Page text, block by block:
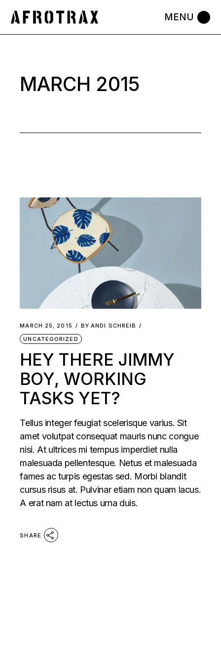
the
MARCH 2015
MARCH 25, 2015 BY ANDI SCHREIB
UNCATEGORIZED
HEY THERE JIMMY
BOY, WORKING
TASKS YET?
Tellus integer feugiat scelerisque varius. Sit
amet volutpat consequat mauris nunc congue
nisi. At ultrices mi tempus imperdiet nulla
malesuada pellentesque. Netus et malesuada
fames ac turpis egestas sed. Morbi blandit
cursus risus at. Pulvinar etiam non quam lacus.
A erat nam at lectus urna duis.
SHARE